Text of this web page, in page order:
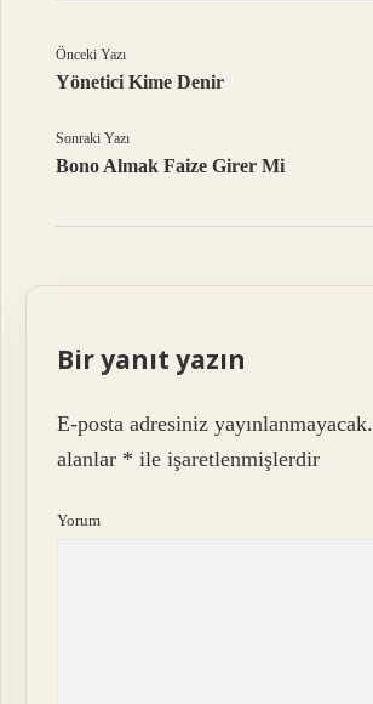
Önceki Yazı
Yönetici Kime Denir
Sonraki Yazı
Bono Almak Faize Girer Mi
Bir yanıt yazın
E-posta adresiniz yayınlanmayacak.
alanlar * ile işaretlenmişlerdir
Yorum